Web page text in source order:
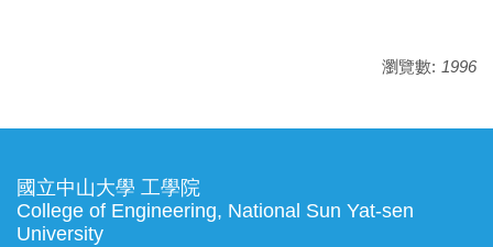
瀏覽數: 1996
國立中山大學 工學院
College of Engineering, National Sun Yat-sen
University